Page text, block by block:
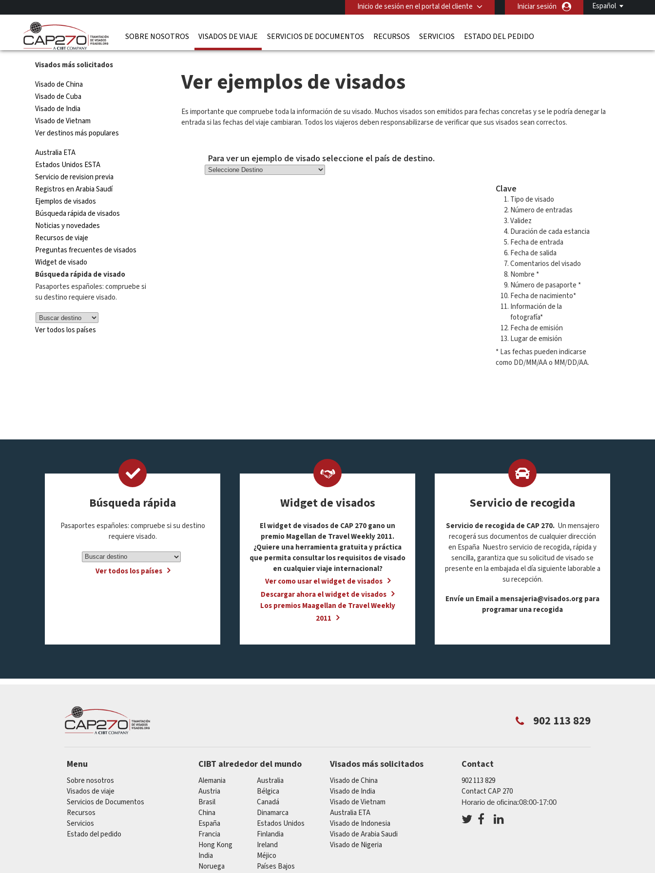
Español
Inicio de sesión en el portal del cliente Iniciar sesión
SOBRE NOSOTROS VISADOS DE VIAJE SERVICIOS DE DOCUMENTOS RECURSOS SERVICIOS ESTADO DEL PEDIDO
Visados más solicitados
Visado de China
Visado de Cuba
Visado de India
Visado de Vietnam
Ver destinos más populares
Australia ETA
Estados Unidos ESTA
Servicio de revision previa
Registros en Arabia Saudí
Ejemplos de visados
Búsqueda rápida de visados
Noticias y novedades
Recursos de viaje
Preguntas frecuentes de visados
Widget de visado
Búsqueda rápida de visado
Pasaportes españoles: compruebe si
su destino requiere visado.
Ver todos los países
Ver ejemplos de visados
Es importante que compruebe toda la información de su visado. Muchos visados son emitidos para fechas concretas y se le podría denegar la
entrada si las fechas del viaje cambiaran. Todos los viajeros deben responsabilizarse de verificar que sus visados sean correctos.
Para ver un ejemplo de visado seleccione el país de destino.
Clave
Tipo de visado
Número de entradas
Validez
Duración de cada estancia
Fecha de entrada
Fecha de salida
Comentarios del visado
Nombre *
Número de pasaporte *
Fecha de nacimiento*
Información de la
fotografía*
Fecha de emisión
Lugar de emisión
* Las fechas pueden indicarse
como DD/MM/AA o MM/DD/AA.
Búsqueda rápida
Pasaportes españoles: compruebe si su destino
requiere visado.
Ver todos los países
Widget de visados
El widget de visados de CAP 270 gano un
premio Magellan de Travel Weekly 2011.
¿Quiere una herramienta gratuita y práctica
que permita consultar los requisitos de visado
en cualquier viaje internacional?
Ver como usar el widget de visados
Descargar ahora el widget de visados
Los premios Maagellan de Travel Weekly
2011
Servicio de recogida
Servicio de recogida de CAP 270.Un mensajero
recogerá sus documentos de cualquier dirección
en España Nuestro servicio de recogida, rápida y
sencilla, garantiza que su solicitud de visado se
presente en la embajada el día siguiente laborable a
su recepción.
Envíe un Email amensajeria@visados.org para
programar una recogida
902 113 829
Menu
Sobre nosotros
Visados de viaje
Servicios de Documentos
Recursos
Servicios
Estado del pedido
CIBT alrededor del mundo
Alemania
Australia
Austria
Bélgica
Brasil
Canadá
China
Dinamarca
España
Estados Unidos
Francia
Finlandia
Hong Kong
Ireland
India
Méjico
Noruega
Países Bajos
Visados más solicitados
Visado de China
Visado de India
Visado de Vietnam
Australia ETA
Visado de Indonesia
Visado de Arabia Saudi
Visado de Nigeria
Contact
902 113 829
Contact CAP 270
Horario de oficina:08:00-17:00